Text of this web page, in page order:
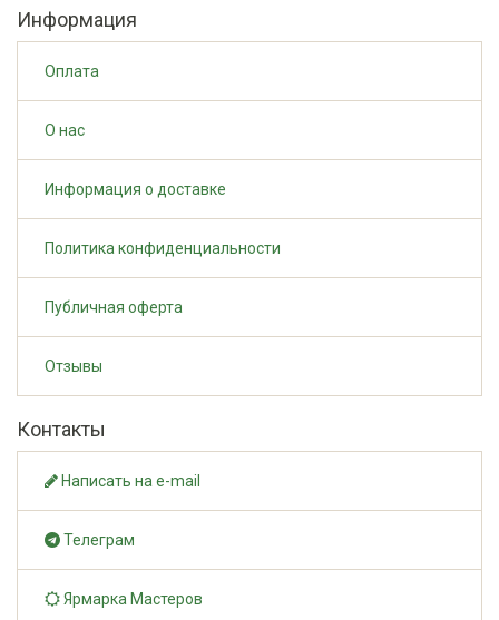
Информация
Оплата
О нас
Информация о доставке
Политика конфиденциальности
Публичная оферта
Отзывы
Контакты
Написать на e-mail
Телеграм
Ярмарка Мастеров